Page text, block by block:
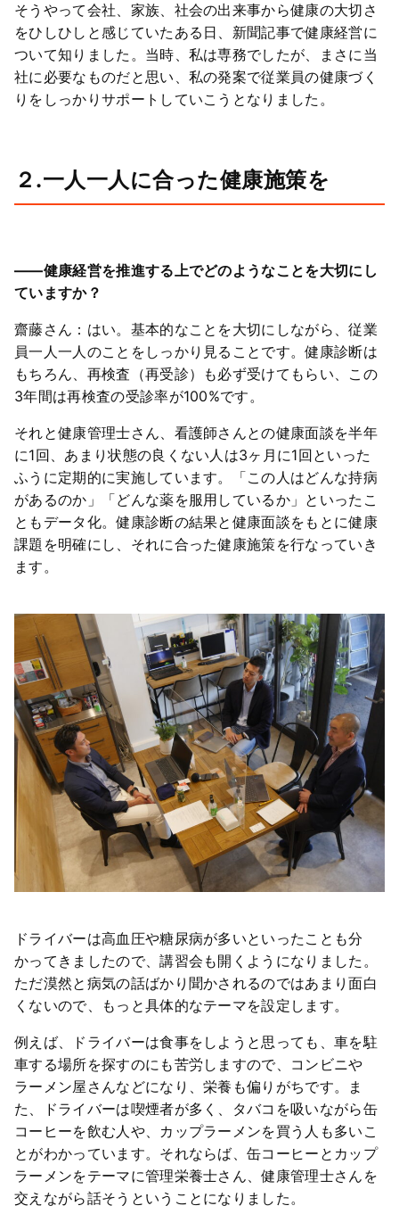
そうやって会社、家族、社会の出来事から健康の大切さ
をひしひしと感じていたある日、新聞記事で健康経営に
ついて知りました。当時、私は専務でしたが、まさに当
社に必要なものだと思い、私の発案で従業員の健康づく
りをしっかりサポートしていこうとなりました。
２.一人一人に合った健康施策を
――健康経営を推進する上でどのようなことを大切にし
ていますか？
齋藤さん：はい。基本的なことを大切にしながら、従業
員一人一人のことをしっかり見ることです。健康診断は
もちろん、再検査（再受診）も必ず受けてもらい、この
3年間は再検査の受診率が100%です。
それと健康管理士さん、看護師さんとの健康面談を半年
に1回、あまり状態の良くない人は3ヶ月に1回といった
ふうに定期的に実施しています。「この人はどんな持病
があるのか」「どんな薬を服用しているか」といったこ
ともデータ化。健康診断の結果と健康面談をもとに健康
課題を明確にし、それに合った健康施策を行なっていき
ます。
ドライバーは高血圧や糖尿病が多いといったことも分
かってきましたので、講習会も開くようになりました。
ただ漠然と病気の話ばかり聞かされるのではあまり面白
くないので、もっと具体的なテーマを設定します。
例えば、ドライバーは食事をしようと思っても、車を駐
車する場所を探すのにも苦労しますので、コンビニや
ラーメン屋さんなどになり、栄養も偏りがちです。ま
た、ドライバーは喫煙者が多く、タバコを吸いながら缶
コーヒーを飲む人や、カップラーメンを買う人も多いこ
とがわかっています。それならば、缶コーヒーとカップ
ラーメンをテーマに管理栄養士さん、健康管理士さんを
交えながら話そうということになりました。